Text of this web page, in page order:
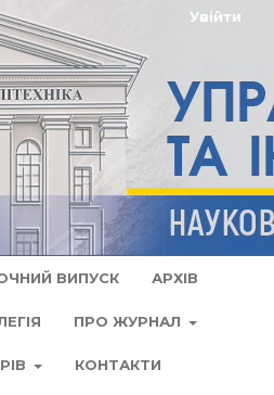
ВИПУСК АРХІВ
ПРО ЖУРНАЛ
КОНТАКТИ
Увійти